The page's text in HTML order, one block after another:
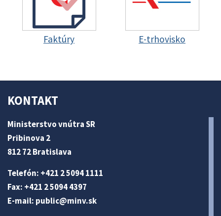
Faktúry E-trhovisko
KONTAKT
Ministerstvo vnútra SR
Pribinova 2
812 72 Bratislava
Telefón: +421 2 5094 1111
Fax: +421 2 5094 4397
E-mail: public@minv.sk